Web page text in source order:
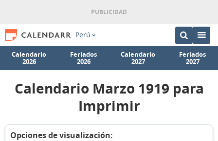
Perú
Calendario
2026
Feriados
2026
Calendario
2027
Feriados
2027
Calendario Marzo 1919 para
Imprimir
Opciones de visualización: